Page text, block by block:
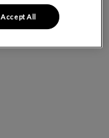
Accept All